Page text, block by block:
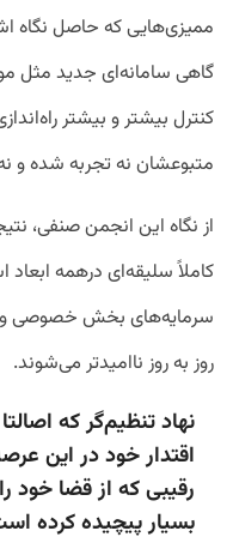
ممیزی‌هایی که حاصل نگاه
گاهی سامانه‌ای جدید مثل
کنترل بیشتر و بیشتر
متبوعشان نه تجربه شده و
از نگاه این انجمن صنفی،
کاملاً سلیقه‌ای درهمه
سرمایه‌های بخش خصوصی و
روز به روز ناامیدتر می‌شوند.
نهاد تنظیم‌گر که
اقتدار خود در این
رقیبی که از قضا خود
بسیار پیچیده کرده